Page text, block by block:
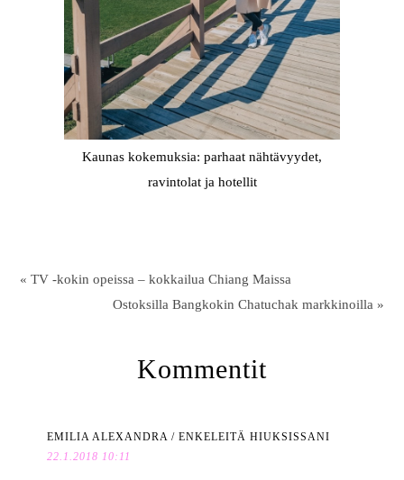
Kaunas kokemuksia: parhaat nähtävyydet,
ravintolat ja hotellit
« TV -kokin opeissa – kokkailua Chiang Maissa
Ostoksilla Bangkokin Chatuchak markkinoilla »
Kommentit
EMILIA ALEXANDRA / ENKELEITÄ HIUKSISSANI
22.1.2018 10:11